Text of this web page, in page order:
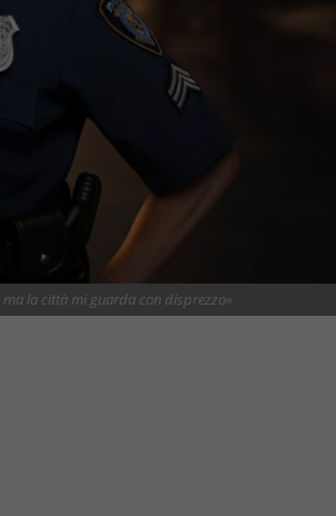
la città mi guarda con disprezzo»